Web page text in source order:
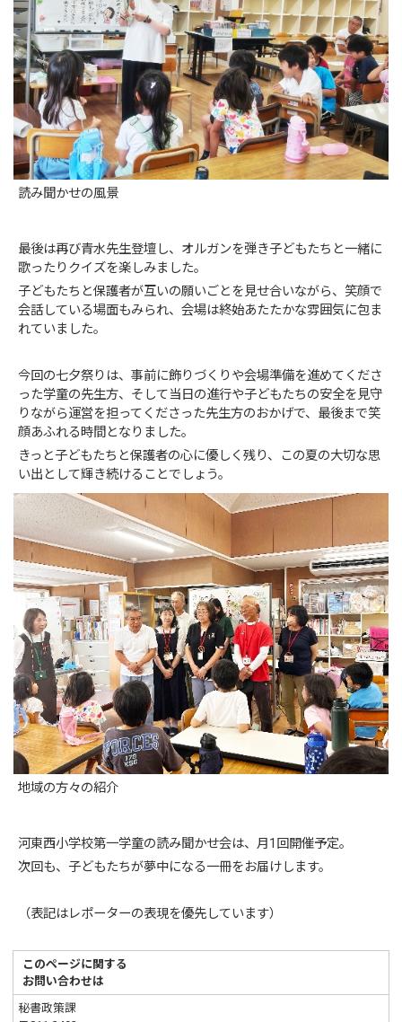
読み聞かせの風景
最後は再び青水先生登壇し、オルガンを弾き子どもたちと一緒に
歌ったりクイズを楽しみました。
子どもたちと保護者が互いの願いごとを見せ合いながら、笑顔で
会話している場面もみられ、会場は終始あたたかな雰囲気に包ま
れていました。
今回の七夕祭りは、事前に飾りづくりや会場準備を進めてくださ
った学童の先生方、そして当日の進行や子どもたちの安全を見守
りながら運営を担ってくださった先生方のおかげで、最後まで笑
顔あふれる時間となりました。
きっと子どもたちと保護者の心に優しく残り、この夏の大切な思
い出として輝き続けることでしょう。
地域の方々の紹介
河東西小学校第一学童の読み聞かせ会は、月1回開催予定。
次回も、子どもたちが夢中になる一冊をお届けします。
（表記はレポーターの表現を優先しています）
このページに関する
お問い合わせは
秘書政策課